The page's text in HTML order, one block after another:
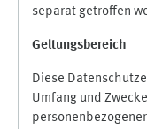
separat getroffen
Geltungsbereich
Diese
Umfang und